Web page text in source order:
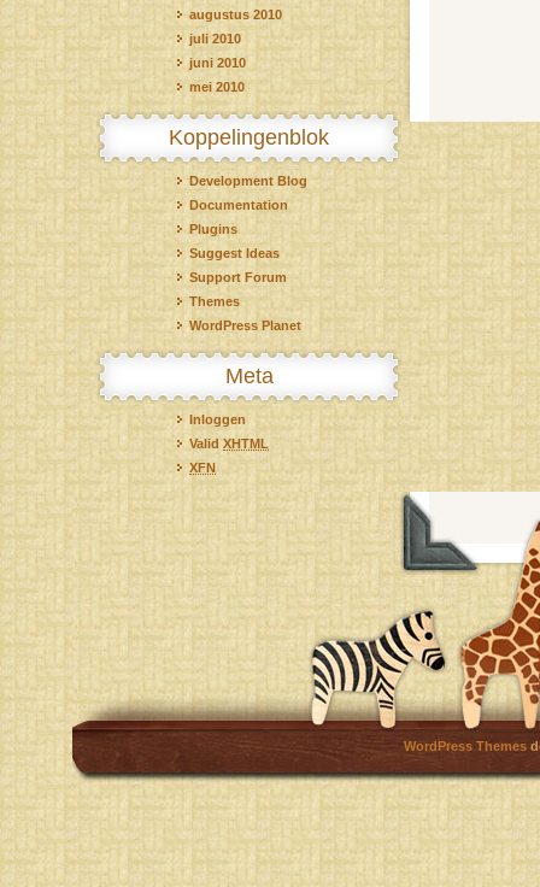
augustus 2010
juli 2010
juni 2010
mei 2010
Koppelingenblok
Development Blog
Documentation
Plugins
Suggest Ideas
Support Forum
Themes
WordPress Planet
Meta
Inloggen
Valid XHTML
XFN
WordPress Themes